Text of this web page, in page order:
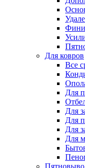
Для ковров
Все
Для
Для
Для
Для
Для